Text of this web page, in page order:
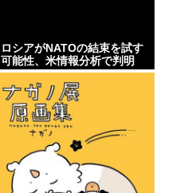
ロシアがNATOの結束を試す
可能性、米情報分析で判明